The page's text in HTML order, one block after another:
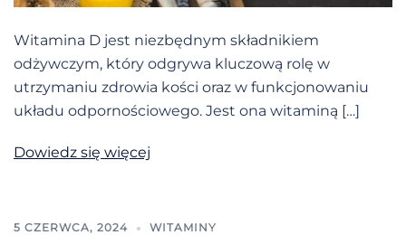
Witamina D jest niezbędnym składnikiem
odżywczym, który odgrywa kluczową rolę w
utrzymaniu zdrowia kości oraz w funkcjonowaniu
układu odpornościowego. Jest ona witaminą […]
Dowiedz się więcej
5 CZERWCA, 2024 WITAMINY